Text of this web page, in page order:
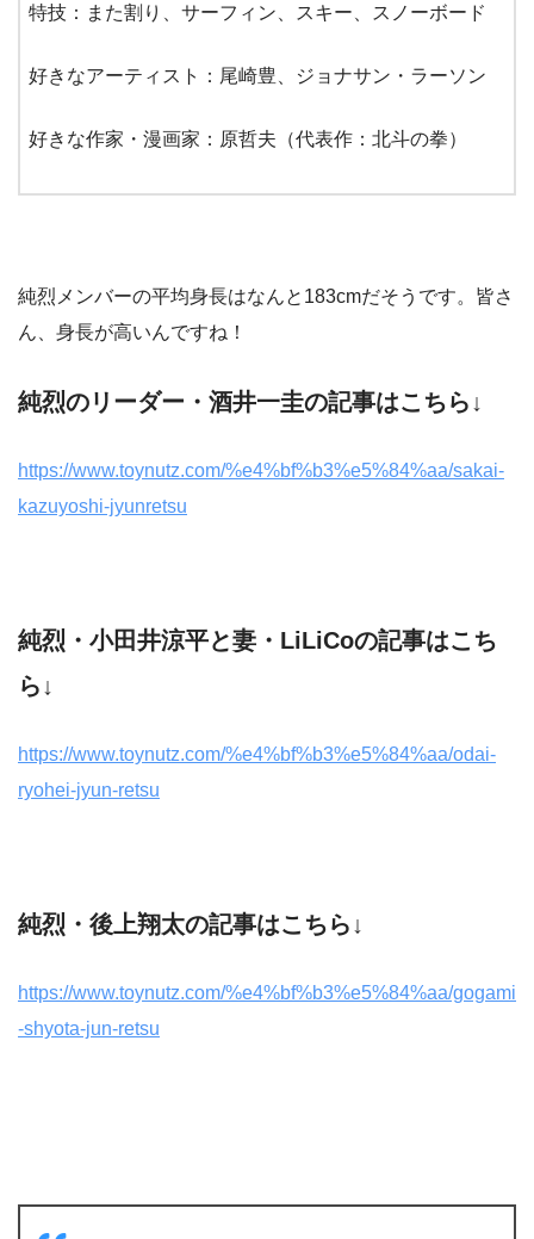
特技：また割り、サーフィン、スキー、スノーボード
好きなアーティスト：尾崎豊、ジョナサン・ラーソン
好きな作家・漫画家：原哲夫（代表作：北斗の拳）
純烈メンバーの平均身長はなんと183cmだそうです。皆さ
ん、身長が高いんですね！
純烈のリーダー・酒井一圭の記事はこちら↓
https://www.toynutz.com/%e4%bf%b3%e5%84%aa/sakai-
kazuyoshi-jyunretsu
純烈・小田井涼平と妻・LiLiCoの記事はこち
ら↓
https://www.toynutz.com/%e4%bf%b3%e5%84%aa/odai-
ryohei-jyun-retsu
純烈・後上翔太の記事はこちら↓
https://www.toynutz.com/%e4%bf%b3%e5%84%aa/gogami
-shyota-jun-retsu